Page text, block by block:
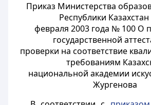
Приказ Министерства
Республики Казахстан
февраля 2003 года № 100 О
государственной
проверки на соответствие
требованиям
национальной академии
Жургенова